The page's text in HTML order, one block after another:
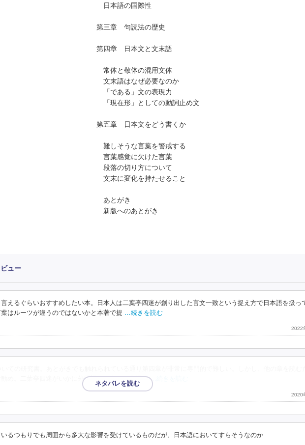
日本語の国際性
第三章 句読法の歴史
第四章 日本文と文末語
常体と敬体の混用文体
文末語はなぜ必要なのか
「である」文の表現力
「現在形」としての動詞止め文
第五章 日本文をどう書くか
難しそうな言葉を警戒する
言葉感覚に欠けた言葉
段落の切り方について
文末に変化を持たせること
あとがき
新版へのあとがき
ュー
えるぐらいおすすめしたい本。日本人は二葉亭四迷が創り出した言文一致という捉え方で日本語を扱っ
はルーツが違うのではないかと本著で提
…続きを読む
2022
め。二葉亭四迷がいかに外国語の要素を日本語に …続きを読む
2020
るつもりでも周囲から多大な影響を受けているものだが、日本語においてすらそうなのか